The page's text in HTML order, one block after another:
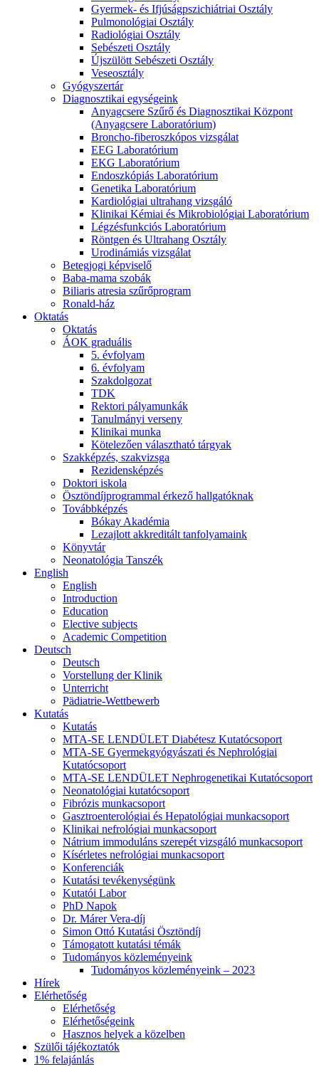
Gyermek- és Ifjúságpszichiátriai Osztály
Pulmonológiai Osztály
Radiológiai Osztály
Sebészeti Osztály
Újszülött Sebészeti Osztály
Veseosztály
Gyógyszertár
Diagnosztikai egységeink
Anyagcsere Szűrő és Diagnosztikai Központ
(Anyagcsere Laboratórium)
Broncho-fiberoszkópos vizsgálat
EEG Laboratórium
EKG Laboratórium
Endoszkópiás Laboratórium
Genetika Laboratórium
Kardiológiai ultrahang vizsgáló
Klinikai Kémiai és Mikrobiológiai Laboratórium
Légzésfunkciós Laboratórium
Röntgen és Ultrahang Osztály
Urodinámiás vizsgálat
Betegjogi képviselő
Baba-mama szobák
Biliaris atresia szűrőprogram
Ronald-ház
Oktatás
Oktatás
ÁOK graduális
5. évfolyam
6. évfolyam
Szakdolgozat
TDK
Rektori pályamunkák
Tanulmányi verseny
Klinikai munka
Kötelezően választható tárgyak
Szakképzés, szakvizsga
Rezidensképzés
Doktori iskola
Ösztöndíjprogrammal érkező hallgatóknak
Továbbképzés
Bókay Akadémia
Lezajlott akkreditált tanfolyamaink
Könyvtár
Neonatológia Tanszék
English
English
Introduction
Education
Elective subjects
Academic Competition
Deutsch
Deutsch
Vorstellung der Klinik
Unterricht
Pädiatrie-Wettbewerb
Kutatás
Kutatás
MTA-SE LENDÜLET Diabétesz Kutatócsoport
MTA-SE Gyermekgyógyászati és Nephrológiai
Kutatócsoport
MTA-SE LENDÜLET Nephrogenetikai Kutatócsoport
Neonatológiai kutatócsoport
Fibrózis munkacsoport
Gasztroenterológiai és Hepatológiai munkacsoport
Klinikai nefrológiai munkacsoport
Nátrium immoduláns szerepét vizsgáló munkacsoport
Kísérletes nefrológiai munkacsoport
Konferenciák
Kutatási tevékenységünk
Kutatói Labor
PhD Napok
Dr. Márer Vera-díj
Simon Ottó Kutatási Ösztöndíj
Támogatott kutatási témák
Tudományos közleményeink
Tudományos közleményeink – 2023
Hírek
Elérhetőség
Elérhetőség
Elérhetőségeink
Hasznos helyek a közelben
Szülői tájékoztatók
1% felajánlás